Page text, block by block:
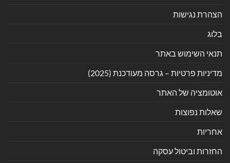
הצהרת נגישות
בלוג
תנאי השימוש באתר
מדיניות פרטיות – גרסה מעודכנת (2025)
אוטומציה של האתר
שאלות נפוצות
אחריות
החזרות וביטול עסקה